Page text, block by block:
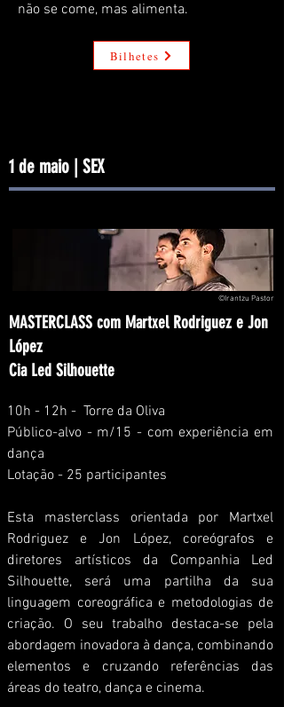
não se come, mas alimenta.
Bilhetes
1 de maio | SEX
MASTERCLASS com Martxel Rodriguez e Jon
López
Cia Led Silhouette
10h - 12h - Torre da Oliva
Público-alvo - m/15 - com experiência em
dança
Lotação - 25 participantes
Esta masterclass orientada por Martxel
Rodriguez e Jon López, coreógrafos e
diretores artísticos da Companhia Led
Silhouette, será uma partilha da sua
linguagem coreográfica e metodologias de
criação. O seu trabalho destaca-se pela
abordagem inovadora à dança, combinando
elementos e cruzando referências das
áreas do teatro, dança e cinema.
©Irantzu Pastor